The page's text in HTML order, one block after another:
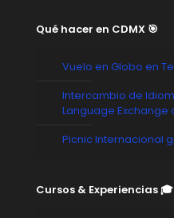
Qué hacer en CDMX 🎯
Vuelo en Globo en
Intercambio de
Language Exchange
Picnic Internacional
Cursos & Experiencias 🎓